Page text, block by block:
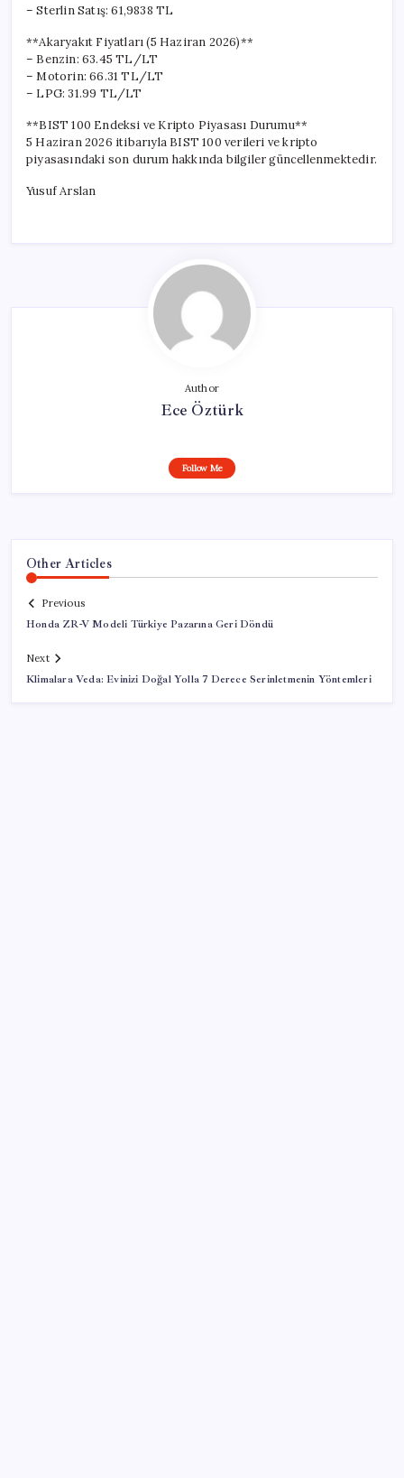
– Sterlin Satış: 61,9838 TL
**Akaryakıt Fiyatları (5 Haziran 2026)**
– Benzin: 63.45 TL/LT
– Motorin: 66.31 TL/LT
– LPG: 31.99 TL/LT
**BIST 100 Endeksi ve Kripto Piyasası Durumu**
5 Haziran 2026 itibarıyla BIST 100 verileri ve kripto
piyasasındaki son durum hakkında bilgiler güncellenmektedir.
Yusuf Arslan
Author
Ece Öztürk
Follow Me
Other Articles
Previous
Honda ZR-V Modeli Türkiye Pazarına Geri Döndü
Next
Klimalara Veda: Evinizi Doğal Yolla 7 Derece Serinletmenin Yöntemleri